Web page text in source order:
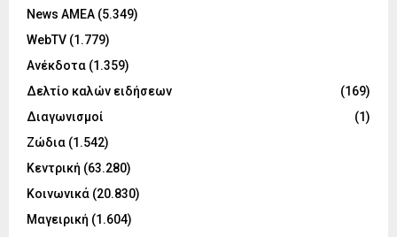
News ΑΜΕΑ (5.349)
WebTV (1.779)
Ανέκδοτα (1.359)
Δελτίο καλών ειδήσεων
(169)
Διαγωνισμοί
(1)
Ζώδια (1.542)
Κεντρική (63.280)
Κοινωνικά (20.830)
Μαγειρική (1.604)